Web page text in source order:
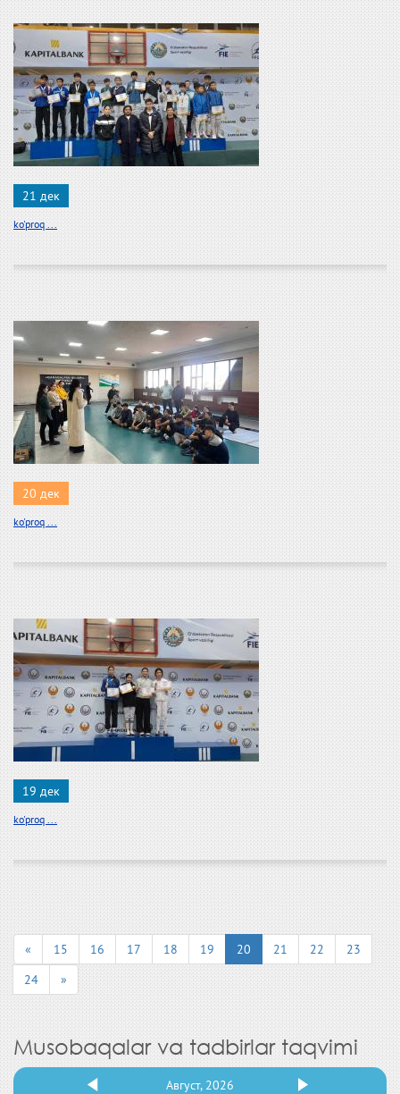
21 дек
ko'proq ...
20 дек
ko'proq ...
19 дек
ko'proq ...
« 15 16 17 18 19 20 21 22
23
24
»
Musobaqalar va tadbirlar taqvimi
Август, 2026